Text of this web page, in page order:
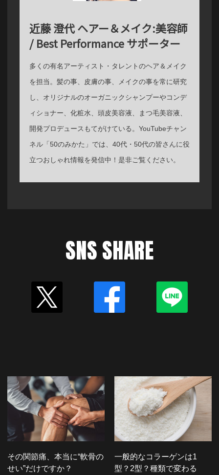
近藤 澄代 ヘアー＆メイク:美容師
/ Best Performance サポーター
多くの有名アーティスト・タレントのヘア＆メイク
を担当。髪の事、皮膚の事、メイクの事を常に研究
し、オリジナルのオーガニックシャンプーやコンデ
ィショナー、化粧水、頭皮美容液、まつ毛美容液、
開発プロデュースもてがけている。YouTubeチャン
ネル「50のみかた」では、40代・50代の皆さんに役
立つおしゃれ情報を発信中！是非ご覧ください。
SNS SHARE
その関節痛、本当に“軟骨の
せい”だけですか？
一般的なコラーゲンは1
型？2型？種類で変わる